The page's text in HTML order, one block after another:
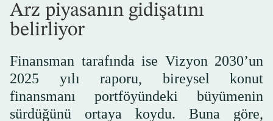
Arz piyasanın gidişatını
belirliyor
Finansman tarafında ise Vizyon 2030’un
2025 yılı raporu, bireysel konut
finansmanı portföyündeki büyümenin
sürdüğünü ortaya koydu. Buna göre,